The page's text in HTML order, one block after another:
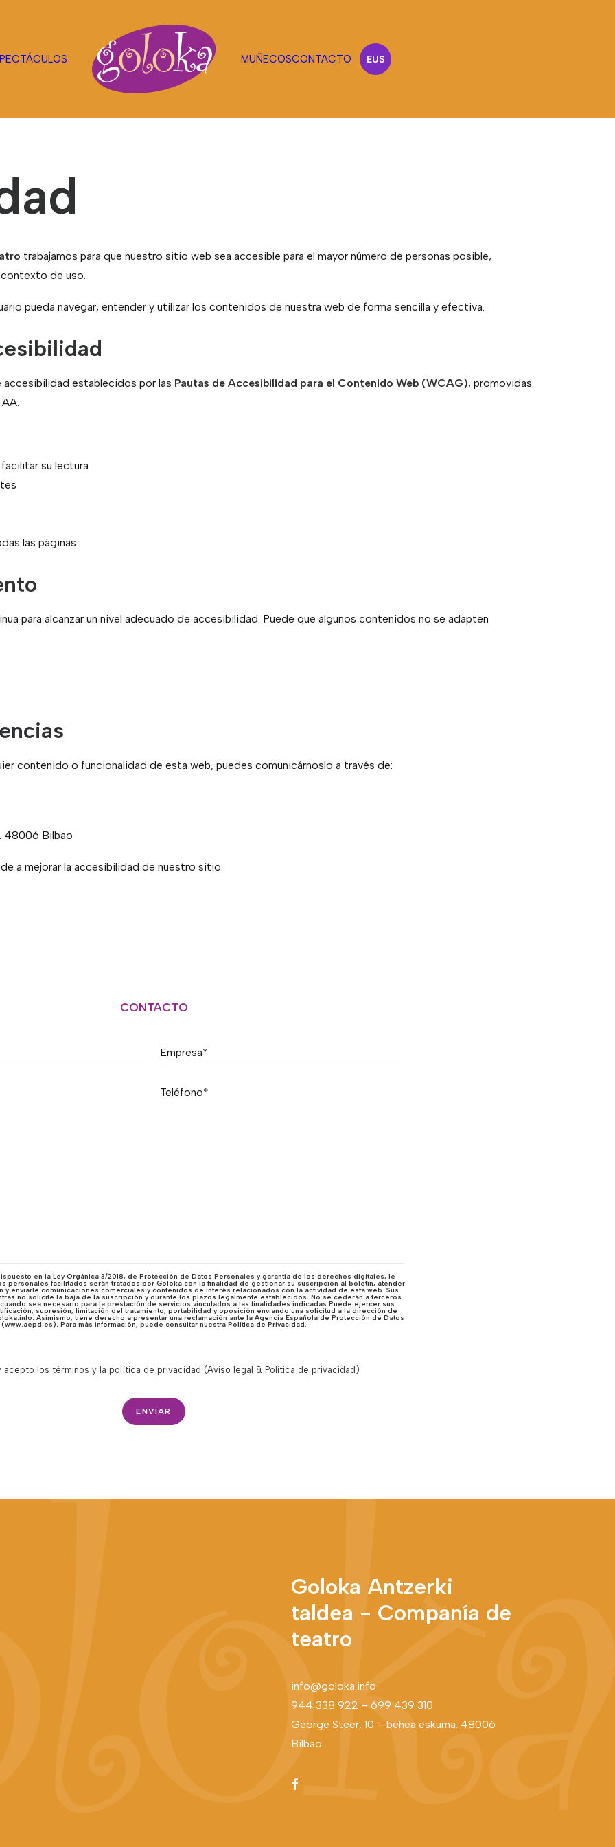
MUÑECOSCONTACTO EUS
trabajamos para que nuestro sitio web sea accesible para el mayor número de personas posible,
de uso.
pueda navegar, entender y utilizar los contenidos de nuestra web de forma sencilla y efectiva.
establecidos por las Pautas de Accesibilidad para el Contenido Web (WCAG), promovidas
su lectura
las páginas
para alcanzar un nivel adecuado de accesibilidad. Puede que algunos contenidos no se adapten
contenido o funcionalidad de esta web, puedes comunicárnoslo a través de:
48006 Bilbao
a mejorar la accesibilidad de nuestro sitio.
CONTACTO
en la Ley Orgánica 3/2018, de Protección de Datos Personales y garantía de los derechos digitales, le
personales facilitados serán tratados por Goloka con la finalidad de gestionar su suscripción al boletín, atender
y enviarle comunicaciones comerciales y contenidos de interés relacionados con la actividad de esta web. Sus
no solicite la baja de la suscripción y durante los plazos legalmente establecidos. No se cederán a terceros
sea necesario para la prestación de servicios vinculados a las finalidades indicadas.Puede ejercer sus
supresión, limitación del tratamiento, portabilidad y oposición enviando una solicitud a la dirección de
Asimismo, tiene derecho a presentar una reclamación ante la Agencia Española de Protección de Datos
(www.aepd.es). Para más información, puede consultar nuestra Política de Privacidad.
acepto los términos y la política de privacidad (Aviso legal & Politica de privacidad )
Goloka Antzerki
taldea - Companía de
teatro
info@goloka.info
944 338 922 – 699 439 310
George Steer, 10 – behea eskuma. 48006
Bilbao